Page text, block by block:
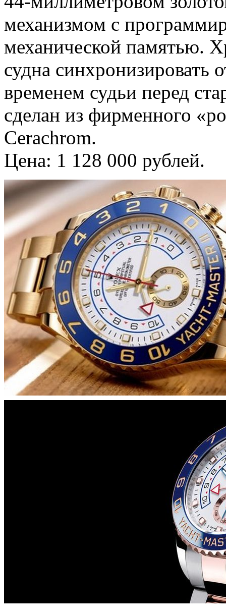
механизмом с
механической памятью.
судна синхронизировать
временем судьи перед
сделан из фирменного
Cerachrom.
Цена: 1 128 000 рублей.